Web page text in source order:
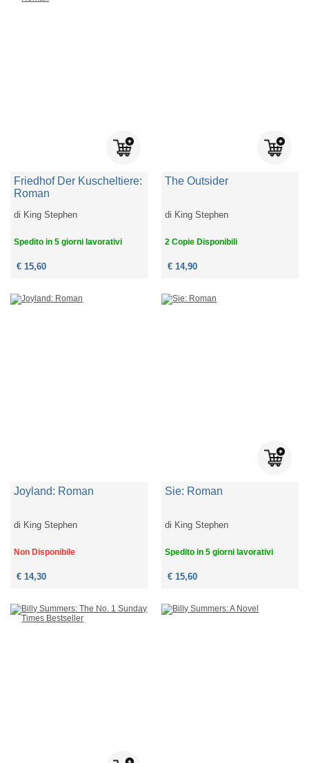
Friedhof Der Kuscheltiere:
Roman
di King Stephen
Spedito in 5 giorni lavorativi
€ 15,60
The Outsider
di King Stephen
2 Copie Disponibili
€ 14,90
Joyland: Roman
di King Stephen
Non Disponibile
€ 14,30
Sie: Roman
di King Stephen
Spedito in 5 giorni lavorativi
€ 15,60